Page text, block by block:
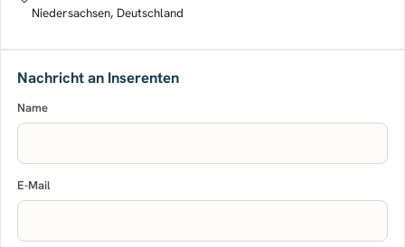
Niedersachsen, Deutschland
Nachricht an Inserenten
Name
E-Mail